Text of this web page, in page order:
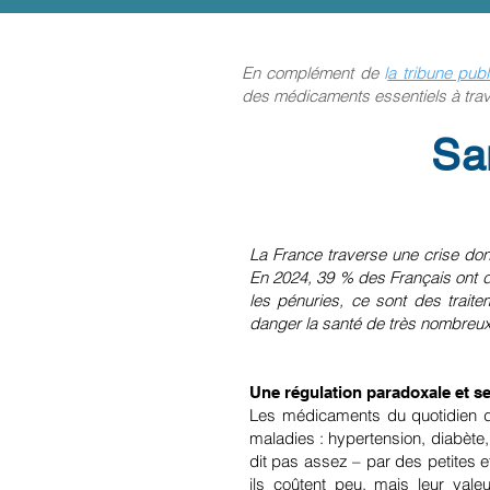
En complément de la tribune
des médicaments essentiels à
La France traverse une crise
En 2024, 39 % des Français ont
les pénuries, ce sont des
danger la santé de très
Une régulation paradoxale et
Les médicaments du quotidien
maladies : hypertension,
dit pas assez – par des petites
ils coûtent peu, mais leur